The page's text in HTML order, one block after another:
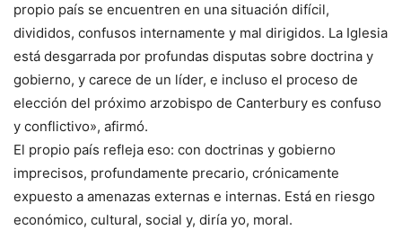
propio país se encuentren en una situación difícil,
divididos, confusos internamente y mal dirigidos. La Iglesia
está desgarrada por profundas disputas sobre doctrina y
gobierno, y carece de un líder, e incluso el proceso de
elección del próximo arzobispo de Canterbury es confuso
y conflictivo», afirmó.
El propio país refleja eso: con doctrinas y gobierno
imprecisos, profundamente precario, crónicamente
expuesto a amenazas externas e internas. Está en riesgo
económico, cultural, social y, diría yo, moral.